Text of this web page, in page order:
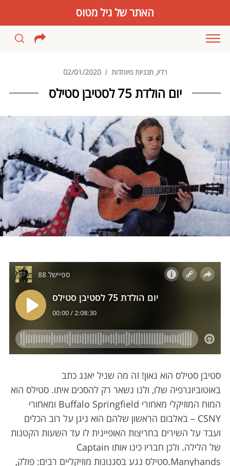
רדיו,תכניות מיוחדות 02/01/2020
יום הולדת 75 לסטיבן סטילס
סטיבן סטילס הוא גאון! זה מה שניל יאנג כתב
באוטוביוגרפיה שלו, ולנו נשאר רק להסכים איתו. סטילס הוא
המוח המוזיקלי מאחורי Buffalo Springfield ומאחורי
CSNY – באלבום הראשון שלהם הוא ניגן על רוב הכלים
ועבד על השירים בחריצות האופיינית לו עד השעות הקטנות
של הלילה. ולכן חבריו כינו אותו Captain
Manyhands. סטילס נגע בסגנונות מוזיקליים רבים: פולק,
האתר של גיל מטוס